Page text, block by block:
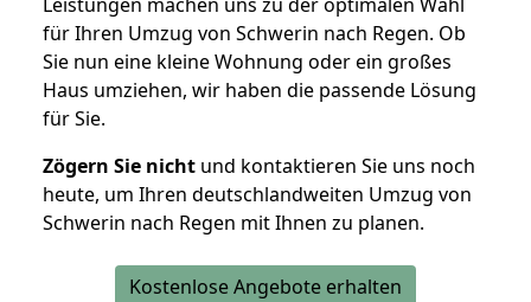
für Ihren Umzug von Schwerin nach Regen. Ob
Sie nun eine kleine Wohnung oder ein großes
Haus umziehen, wir haben die passende Lösung
für Sie.
Zögern Sie nicht und kontaktieren Sie uns noch
heute, um Ihren deutschlandweiten Umzug von
Schwerin nach Regen mit Ihnen zu planen.
Kostenlose Angebote erhalten